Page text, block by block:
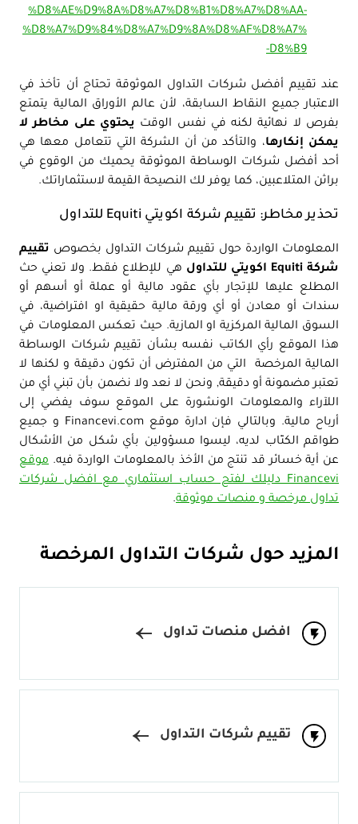
%D8%AE%D9%8A%D8%A7%D8%B1%D8%A7%D8%AA-
%D8%A7%D9%84%D8%A7%D9%8A%D8%AF%D8%A7%
D8%B9-
عند تقييم أفضل شركات التداول الموثوقة تحتاج أن تأخذ في
الاعتبار جميع النقاط السابقة، لأن عالم الأوراق المالية يتمتع
بفرص لا نهائية لكنه في نفس الوقت يحتوي على مخاطر لا
يمكن إنكارها، والتأكد من أن الشركة التي تتعامل معها هي
أحد أفضل شركات الوساطة الموثوقة يحميك من الوقوع في
براثن المتلاعبين، كما يوفر لك النصيحة القيمة لاستثماراتك.
تحذير مخاطر: تقييم شركة اكويتي Equiti للتداول
المعلومات الواردة حول تقييم شركات التداول بخصوص تقييم
شركة Equiti اكويتي للتداول
هي للإطلاع فقط. ولا تعني حث
المطلع عليها للإتجار بأي عقود مالية أو عملة أو أسهم أو
سندات أو معادن أو أي ورقة مالية حقيقية او افتراضية، في
السوق المالية المركزية او المازية. حيث تعكس المعلومات في
هذا الموقع رأي الكاتب نفسه بشأن تقييم شركات الوساطة
المالية المرخصة التي من المفترض أن تكون دقيقة و لكنها لا
تعتبر مضمونة أو دقيقة, ونحن لا نعد ولا نضمن بأن تبني أي من
اللآراء والمعلومات الونشورة على الموقع سوف يفضي إلى
أرباح مالية. وبالتالي فإن ادارة موقع Financevi.com و جميع
طواقم الكتّاب لديه، ليسوا مسؤولين بأي شكل من الأشكال
عن أية خسائر قد تنتج من الأخذ بالمعلومات الواردة فيه. موقع
Financevi دليلك لفتح حساب استثماري مع افضل شركات
تداول مرخصة و منصات موثوقة.
المزيد حول شركات التداول المرخصة
افضل منصات تداول
تقييم شركات التداول